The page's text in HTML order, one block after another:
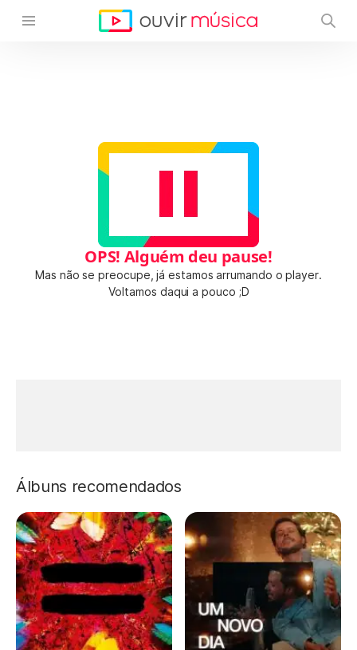
OPS! Alguém deu pause!
Mas não se preocupe, já estamos arrumando o player.
Voltamos daqui a pouco ;D
Álbuns recomendados